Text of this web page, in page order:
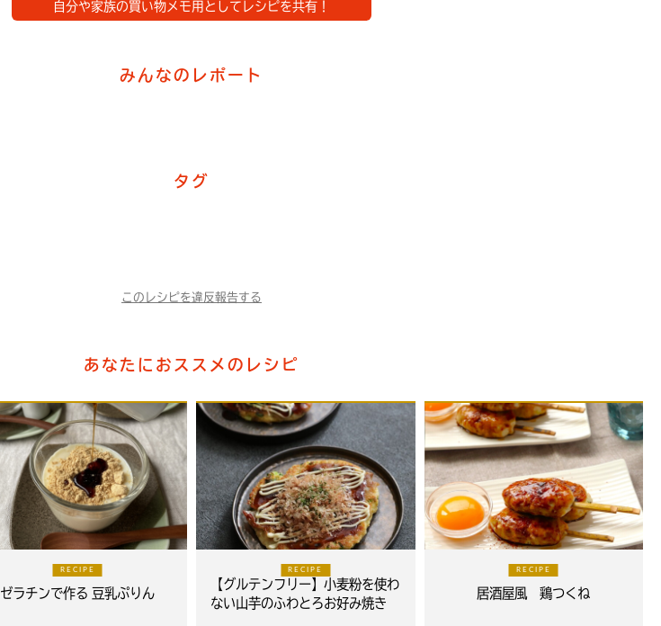
自分や家族の買い物メモ用としてレシピを共有！
みんなのレポート
タグ
このレシピを違反報告する
あなたにおススメのレシピ
RECIPE
ゼラチンで作る 豆乳ぷりん
RECIPE
【グルテンフリー】小麦粉を使わ
ない山芋のふわとろお好み焼き
RECIPE
居酒屋風 鶏つくね